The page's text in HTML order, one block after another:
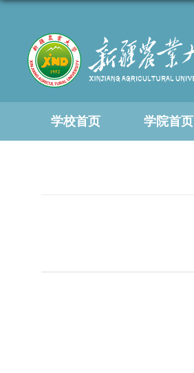
学校首页 学院首页